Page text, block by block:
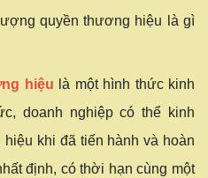
quyền thương hiệu là gì
hiệu là một hình thức kinh
doanh nghiệp có thể kinh
khi đã tiến hành và hoàn
định, có thời hạn cùng một